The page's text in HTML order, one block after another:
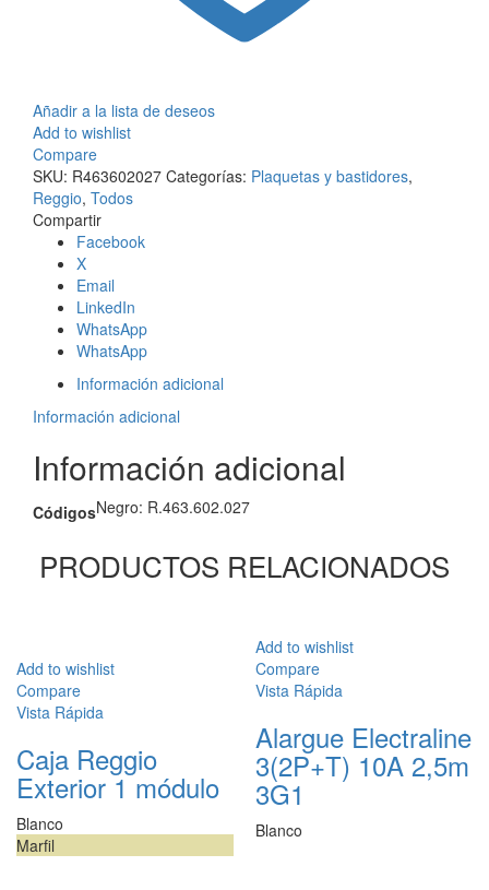
Añadir a la lista de deseos
Add to wishlist
Compare
SKU: R463602027 Categorías: Plaquetas y bastidores,
Reggio, Todos
Compartir
Facebook
X
Email
LinkedIn
WhatsApp
WhatsApp
Información adicional
Información adicional
Información adicional
CódigosNegro: R.463.602.027
PRODUCTOS RELACIONADOS
Add to wishlist
Compare
Vista Rápida
Caja Reggio
Exterior 1 módulo
Blanco
Marfil
Add to wishlist
Compare
Vista Rápida
Alargue Electraline
3(2P+T) 10A 2,5m
3G1
Blanco